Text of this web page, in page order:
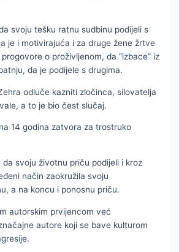
svoju tešku ratnu sudbinu podijeli s
je i motivirajuća i za druge žene žrtve
o proživljenom, da “izbace” iz
da je podijele s drugima.
odluče kazniti zločinca, silovatelja
a to je bio čest slučaj.
14 godina zatvora za trostruko
svoju životnu priču podijeli i kroz
način zaokružila svoju
a na koncu i ponosnu priču.
autorskim prvijencom već
autore koji se bave kulturom